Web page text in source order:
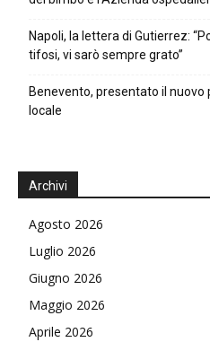
Napoli, la lettera di Gutierrez:
tifosi, vi sarò sempre grato”
Benevento, presentato il
locale
Archivi
Agosto 2026
Luglio 2026
Giugno 2026
Maggio 2026
Aprile 2026